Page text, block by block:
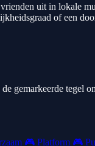
uit in lokale
of een
gemarkeerde tegel
🎮 Platform 🎮